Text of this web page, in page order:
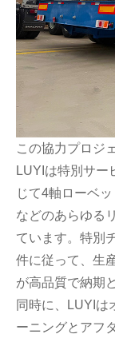
この協力プロジ
LUYIは特別サー
じて4軸ローベ
などのあらゆる
ています。特別
件に従って、生
が高品質で納期
同時に、LUYIは
ーニングとアフ